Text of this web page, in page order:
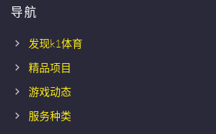
导航
发现k1体育
精品项目
游戏动态
服务种类